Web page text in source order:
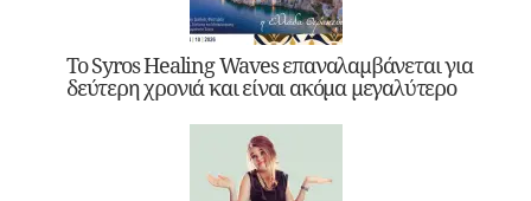
Το Syros Healing Waves επαναλαμβάνεται για
δεύτερη χρονιά και είναι ακόμα μεγαλύτερο